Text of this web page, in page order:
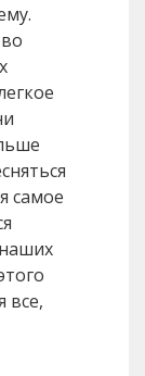
самое
все,